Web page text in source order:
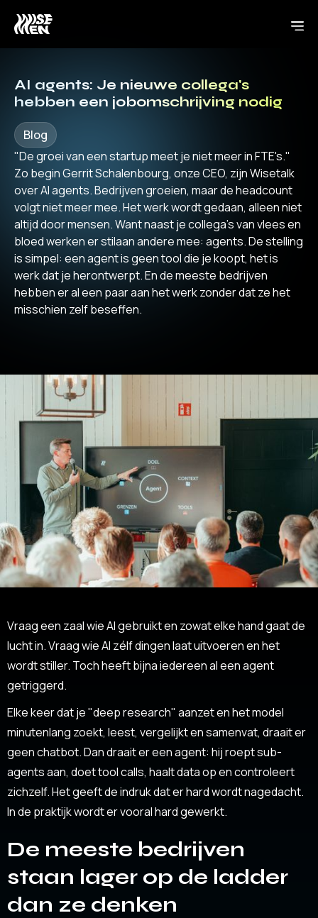
AI agents: Je nieuwe collega's
hebben een jobomschrijving nodig
Blog
"De groei van een startup meet je niet meer in FTE's."
Zo begin Gerrit Schalenbourg, onze CEO, zijn Wisetalk
over AI agents. Bedrijven groeien, maar de headcount
volgt niet meer mee. Het werk wordt gedaan, alleen niet
altijd door mensen. Want naast je collega's van vlees en
bloed werken er stilaan andere mee: agents. De stelling
is simpel: een agent is geen tool die je koopt, het is
werk dat je herontwerpt. En de meeste bedrijven
hebben er al een paar aan het werk zonder dat ze het
misschien zelf beseffen.
Vraag een zaal wie AI gebruikt en zowat elke hand gaat de
lucht in. Vraag wie AI zélf dingen laat uitvoeren en het
wordt stiller. Toch heeft bijna iedereen al een agent
getriggerd.
Elke keer dat je "deep research" aanzet en het model
minutenlang zoekt, leest, vergelijkt en samenvat, draait er
geen chatbot. Dan draait er een agent: hij roept sub-
agents aan, doet tool calls, haalt data op en controleert
zichzelf. Het geeft de indruk dat er hard wordt nagedacht.
In de praktijk wordt er vooral hard gewerkt.
De meeste bedrijven
staan lager op de ladder
dan ze denken